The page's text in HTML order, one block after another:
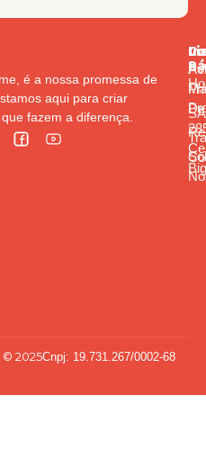
é a nossa promessa de
aqui para criar
fazem a diferença.
Av
2025Cnpj: 19.731.267/0002-68